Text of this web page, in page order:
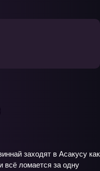
заходят в Асакусу как
всё ломается за одну